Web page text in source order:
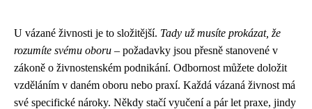
U vázané živnosti je to složitější. Tady už musíte prokázat, že
rozumíte svému oboru – požadavky jsou přesně stanovené v
zákoně o živnostenském podnikání. Odbornost můžete doložit
vzděláním v daném oboru nebo praxí. Každá vázaná živnost má
své specifické nároky. Někdy stačí vyučení a pár let praxe, jindy